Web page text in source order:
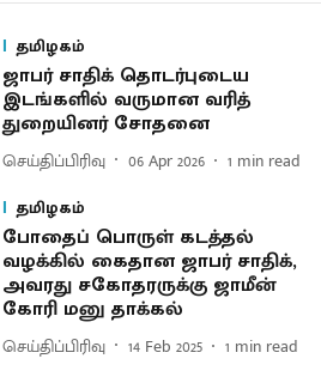
தமிழகம்
ஜாபர் சாதிக் தொடர்புடைய
இடங்களில் வருமான வரித்
துறையினர் சோதனை
செய்திப்பிரிவு 06 Apr 2026 1 min read
தமிழகம்
போதைப் பொருள் கடத்தல்
வழக்கில் கைதான ஜாபர் சாதிக்,
அவரது சகோதரருக்கு ஜாமீன்
கோரி மனு தாக்கல்
செய்திப்பிரிவு 14 Feb 2025 1 min read